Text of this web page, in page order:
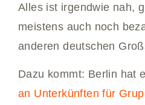
Alles ist irgendwie nah,
meistens auch noch
anderen deutschen
Dazu kommt: Berlin hat
an Unterkünften für